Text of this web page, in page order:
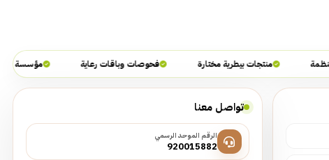
منتجات بيطرية مختارة فحوصات وباقات رعاية مؤسسة مقاني
تواصل معنا
الرقم الموحد الرسمي
920015882